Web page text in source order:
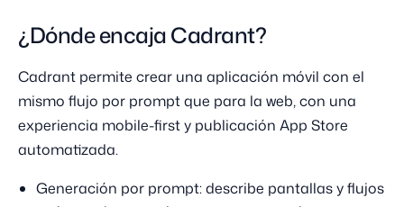
¿Dónde encaja Cadrant?
Cadrant permite crear una aplicación móvil con el
mismo flujo por prompt que para la web, con una
experiencia mobile-first y publicación App Store
automatizada.
Generación por prompt: describe pantallas y flujos